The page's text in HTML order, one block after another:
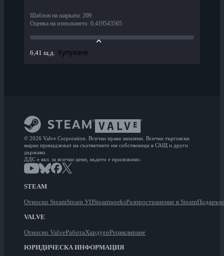
Шаблон на шарката: 209
Оценка на износването: 0,419543505
6,41 щ.д. Купуване
© 2026 Valve Corporation. Всички права запазени. Всички търговски
марки принадлежат на съответните им собственици в САЩ и други
държави.
ДДС е вкл. за всички цени, където е приложимо.
STEAM
Относно SteamSteam УПSteamworksРазпространение в Steam
VALVE
Относно ValveРаботаХардуерРециклиране
ЮРИДИЧЕСКА ИНФОРМАЦИЯ